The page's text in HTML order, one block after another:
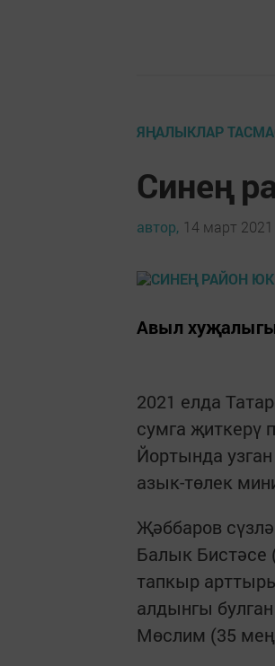
ЯҢАЛЫКЛАР
Синең
автор, 14 март
Авыл
2021 елда
сумга җиткерү
Йортында
азык-төлек
Җәббаров
Балык Бистәсе
тапкыр
алдынгы
Мөслим (35